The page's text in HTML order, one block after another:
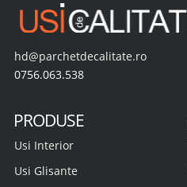
hd@parchetdecalitate.ro
0756.063.538
PRODUSE
Usi Interior
Usi Glisante